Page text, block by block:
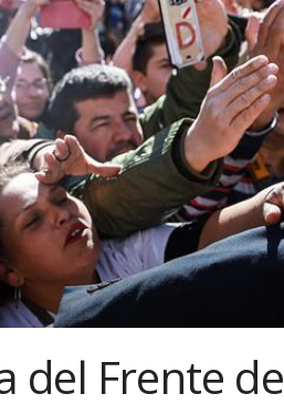
del Frente de